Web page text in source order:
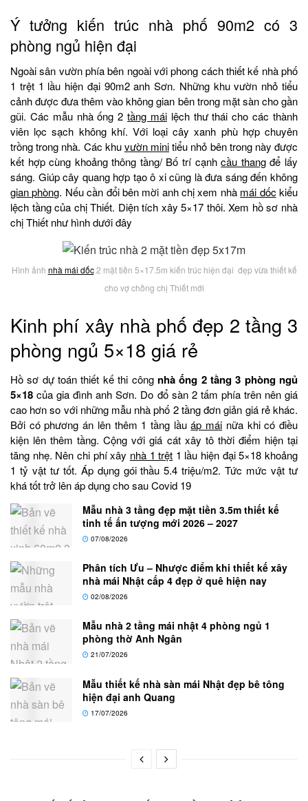
Ý tưởng kiến trúc nhà phố 90m2 có 3
phòng ngủ hiện đại
Ngoài sân vườn phía bên ngoài với phong cách thiết kế nhà phố
1 trệt 1 lầu hiện đại 90m2 anh Sơn. Những khu vườn nhỏ tiểu
cảnh được đưa thêm vào không gian bên trong mặt sàn cho gần
gũi. Các mẫu nhà ống 2tầng máilệch thư thái cho các thành
viên lọc sạch không khí. Với loại cây xanh phù hợp chuyên
trồng trong nhà. Các khuvườn minitiểu nhỏ bên trong này được
kết hợp cùng khoảng thông tầng/ Bố trí cạnhcầu thangđể lấy
sáng. Giúp cây quang hợp tạo ô xi cũng là đưa sáng đến không
gian phòng. Nếu cần đổi bên mời anh chị xem nhà mái dốc kiểu
lệch tầng của chị Thiết. Diện tích xây 5×17 thôi. Xem hồ sơ nhà
chị Thiết như hình dưới đây
Hình ảnh nhà mái dốc2 mặt tiền 5×17.5m kiến trúc hiện đại đẹp vừa thiết kế
cho vợ chồng chị Thiết mới
Kinh phí xây nhà phố đẹp 2 tầng 3
phòng ngủ 5×18 giá rẻ
Hồ sơ dự toán thiết kế thi công nhà ống 2 tầng 3 phòng ngủ
5×18 của gia đình anh Sơn. Do đổ sàn 2 tấm phía trên nên giá
cao hơn so với những mẫu nhà phố 2 tầng đơn giản giá rẻ khác.
Bởi có phương án lên thêm 1 tầng lầuáp mái nữa khi có điều
kiện lên thêm tầng. Cộng với giá cát xây tô thời điểm hiện tại
tăng nhẹ. Nên chi phí xây nhà 1 trệt 1 lầu hiện đại 5×18 khoảng
1 tỷ vật tư tốt. Áp dụng gói thầu 5.4 triệu/m2. Tức mức vật tư
khá tốt trở lên áp dụng cho sau Covid 19
Mẫu nhà 3 tầng đẹp mặt tiền 3.5m thiết kế
tinh tế ấn tượng mới 2026 – 2027
07/08/2026
Phân tích Ưu – Nhược điểm khi thiết kế xây
nhà mái Nhật cấp 4 đẹp ở quê hiện nay
02/08/2026
Mẫu nhà 2 tầng mái nhật 4 phòng ngủ 1
phòng thờ Anh Ngân
21/07/2026
Mẫu thiết kế nhà sàn mái Nhật đẹp bê tông
hiện đại anh Quang
17/07/2026